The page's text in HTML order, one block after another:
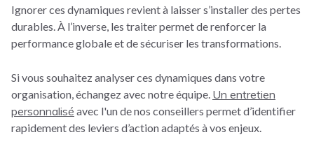
Ignorer ces dynamiques revient à laisser s’installer des pertes
durables. À l’inverse, les traiter permet de renforcer la
performance globale et de sécuriser les transformations.
Si vous souhaitez analyser ces dynamiques dans votre
organisation, échangez avec notre équipe. Un entretien
personnalisé avec l'un de nos conseillers permet d’identifier
rapidement des leviers d’action adaptés à vos enjeux.